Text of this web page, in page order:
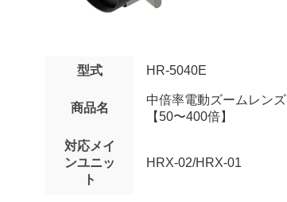
型式 HR-5040E
商品名
中倍率電動ズームレンズ
【50〜400倍】
対応メイ
ンユニッ
ト
HRX-02/HRX-01